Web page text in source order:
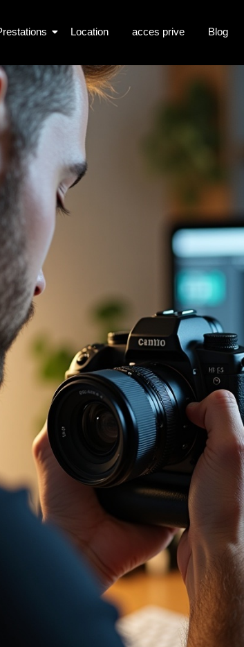
Location acces prive Blog